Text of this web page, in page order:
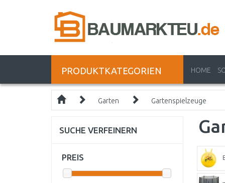
PRODUKTKATEGORIEN HOME
Garten Gartenspielzeuge
SUCHE VERFEINERN
PREIS